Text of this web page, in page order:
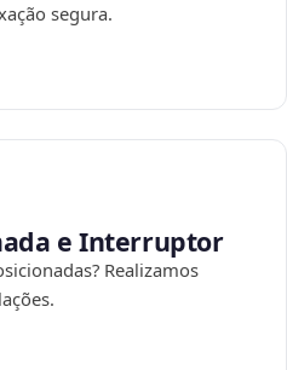
segura.
e Interruptor
Realizamos